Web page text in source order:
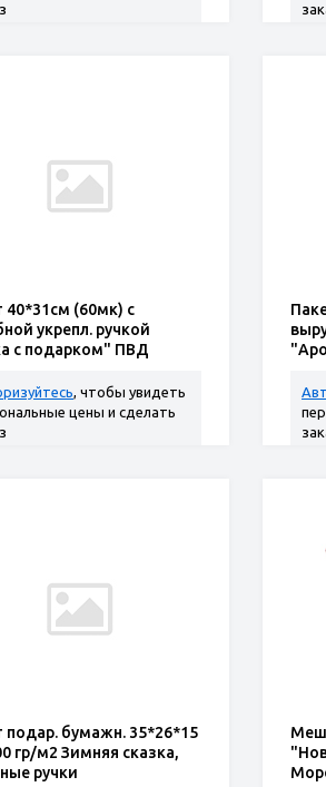
40*31см (60мк) с
укрепл. ручкой
с подарком" ПВД
, чтобы увидеть
цены и сделать
подар. бумажн. 35*26*15
гр/м2 Зимняя сказка,
ручки